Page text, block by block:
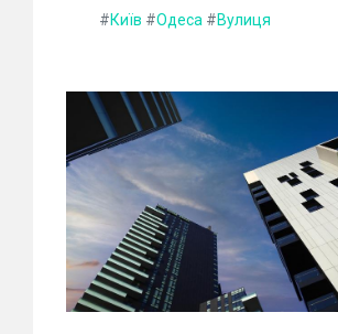
#Київ #Одеса #Вулиця